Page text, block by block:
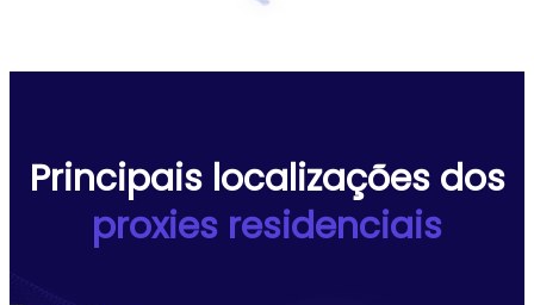
Principais localizações dos
proxies residenciais